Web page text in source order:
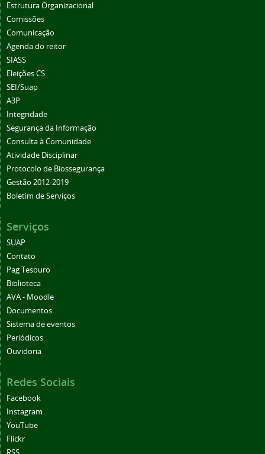
Estrutura Organizacional
Comissões
Comunicação
Agenda do reitor
SIASS
Eleições CS
SEI/Suap
A3P
Integridade
Segurança da Informação
Consulta à Comunidade
Atividade Disciplinar
Protocolo de Biossegurança
Gestão 2012-2019
Boletim de Serviços
Serviços
SUAP
Contato
Pag Tesouro
Biblioteca
AVA - Moodle
Documentos
Sistema de eventos
Periódicos
Ouvidoria
Redes Sociais
Facebook
Instagram
YouTube
Flickr